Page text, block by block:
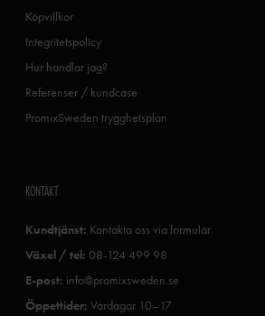
Köpvillkor
Integritetspolicy
Hur handlar jag?
Referenser / kundcase
PromixSweden trygghetsplan
KONTAKT
Kundtjänst: Kontakta oss via formulär
Växel / tel: 08-124 499 98
E-post: info@promixsweden.se
Öppettider: Vardagar 10–17